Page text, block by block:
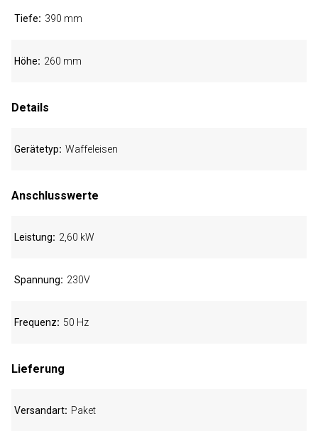
Tiefe 390 mm
Höhe 260 mm
Details
Gerätetyp Waffeleisen
Anschlusswerte
Leistung 2,60 kW
Spannung 230V
Frequenz 50 Hz
Lieferung
Versandart Paket